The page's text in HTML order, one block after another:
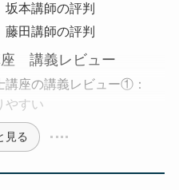
本講師の評判
田講師の評判
座 講義レビュー
座の講義レビュー①：
やすい
見る